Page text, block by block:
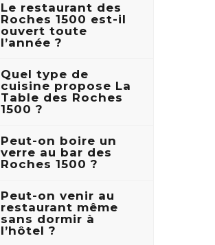
Le restaurant des
Roches 1500 est-il
ouvert toute
l’année ?
Quel type de
cuisine propose La
Table des Roches
1500 ?
Peut-on boire un
verre au bar des
Roches 1500 ?
Peut-on venir au
restaurant même
sans dormir à
l’hôtel ?